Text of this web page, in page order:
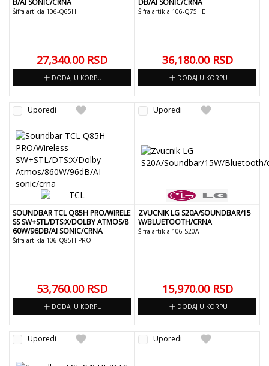
B/AI SONIC/CRNA
Šifra artikla 106-Q65H
27,340.00 RSD
add DODAJ U KORPU
DB/AI SONIC/CRNA
Šifra artikla 106-Q75HE
36,180.00 RSD
add DODAJ U KORPU
favorite
Uporedi
SOUNDBAR TCL Q85H PRO/WIRELE
SS SW+STL/DTS:X/DOLBY ATMOS/8
60W/96DB/AI SONIC/CRNA
Šifra artikla 106-Q85H PRO
53,760.00 RSD
add DODAJ U KORPU
favorite
Uporedi
ZVUCNIK LG S20A/SOUNDBAR/15
W/BLUETOOTH/CRNA
Šifra artikla 106-S20A
15,970.00 RSD
add DODAJ U KORPU
favorite
Uporedi favorite
Uporedi